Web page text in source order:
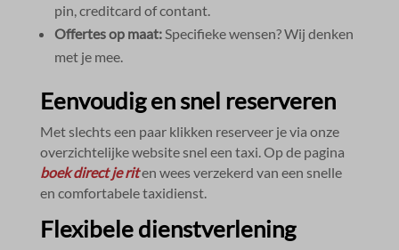
pin, creditcard of contant.​
Offertes op maat:Specifieke wensen? Wij denken
met je mee.​
Eenvoudig en snel reserveren
Met slechts een paar klikken reserveer je via onze
overzichtelijke website snel een taxi.​ Op de pagina
boek direct je riten wees verzekerd van een snelle
en comfortabele taxidienst.​
Flexibele dienstverlening